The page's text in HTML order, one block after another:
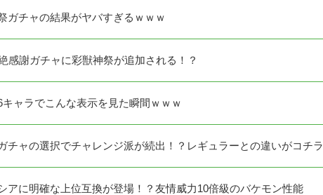
ガチャの結果がヤバすぎるｗｗｗ
感謝ガチャに彩獣神祭が追加される！？
キャラでこんな表示を見た瞬間ｗｗｗ
チャの選択でチャレンジ派が続出！？レギュラーとの違いがコチラ
アに明確な上位互換が登場！？友情威力10倍級のバケモン性能